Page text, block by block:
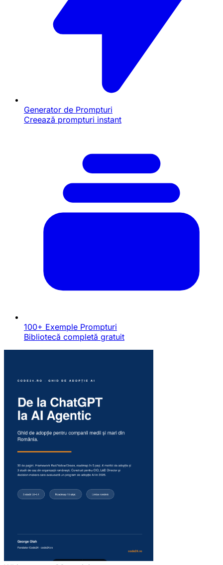
Generator de Prompturi
Creează prompturi instant
100+ Exemple Prompturi
Bibliotecă completă gratuit